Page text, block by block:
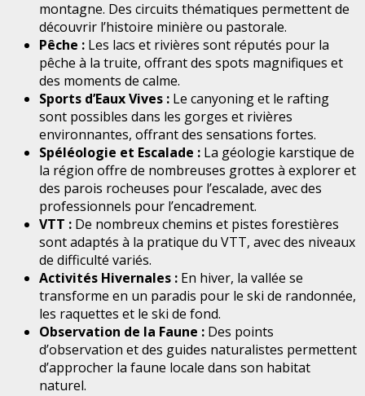
montagne. Des circuits thématiques permettent de
découvrir l’histoire minière ou pastorale.
Pêche : Les lacs et rivières sont réputés pour la
pêche à la truite, offrant des spots magnifiques et
des moments de calme.
Sports d’Eaux Vives : Le canyoning et le rafting
sont possibles dans les gorges et rivières
environnantes, offrant des sensations fortes.
Spéléologie et Escalade : La géologie karstique de
la région offre de nombreuses grottes à explorer et
des parois rocheuses pour l’escalade, avec des
professionnels pour l’encadrement.
VTT : De nombreux chemins et pistes forestières
sont adaptés à la pratique du VTT, avec des niveaux
de difficulté variés.
Activités Hivernales : En hiver, la vallée se
transforme en un paradis pour le ski de randonnée,
les raquettes et le ski de fond.
Observation de la Faune : Des points
d’observation et des guides naturalistes permettent
d’approcher la faune locale dans son habitat
naturel.